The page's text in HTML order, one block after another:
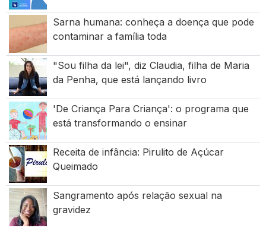
Sarna humana: conheça a doença que pode
contaminar a família toda
"Sou filha da lei", diz Claudia, filha de Maria
da Penha, que está lançando livro
'De Criança Para Criança': o programa que
está transformando o ensinar
Receita de infância: Pirulito de Açúcar
Queimado
Sangramento após relação sexual na
gravidez